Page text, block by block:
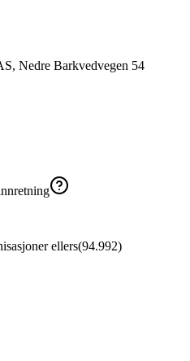
Nedre Barkvedvegen 54
ellers(94.992)